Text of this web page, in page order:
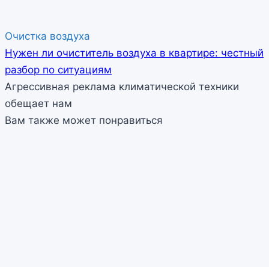
Очистка воздуха
Нужен ли очиститель воздуха в квартире: честный
разбор по ситуациям
Агрессивная реклама климатической техники
обещает нам
Вам также может понравиться